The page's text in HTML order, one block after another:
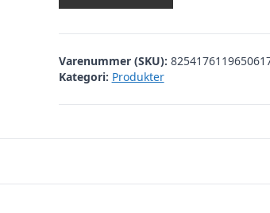
Varenummer (SKU):
Kategori: Produkter